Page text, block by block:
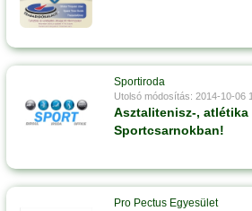
Sportiroda
Utolsó módosítás: 2014-10-06
Asztalitenisz-, atlétika
Sportcsarnokban!
Pro Pectus Egyesület